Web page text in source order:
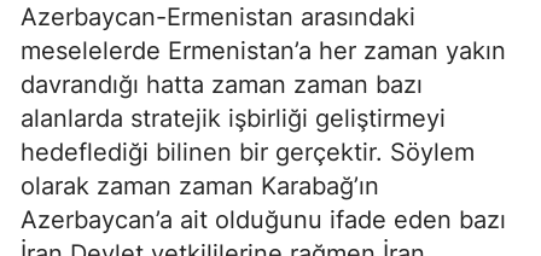
Azerbaycan-Ermenistan arasındaki
meselelerde Ermenistan’a her zaman yakın
davrandığı hatta zaman zaman bazı
alanlarda stratejik işbirliği geliştirmeyi
hedeflediği bilinen bir gerçektir. Söylem
olarak zaman zaman Karabağ’ın
Azerbaycan’a ait olduğunu ifade eden bazı